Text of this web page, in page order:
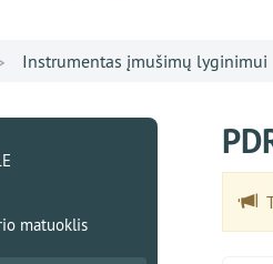
Instrumentas įmušimų lyginimui
matuoklis